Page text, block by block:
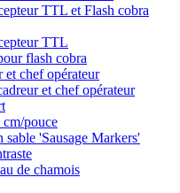
TTL et Flash cobra
TTL
flash cobra
et chef opérateur
et chef opérateur
pouce
sable 'Sausage Markers'
de chamois